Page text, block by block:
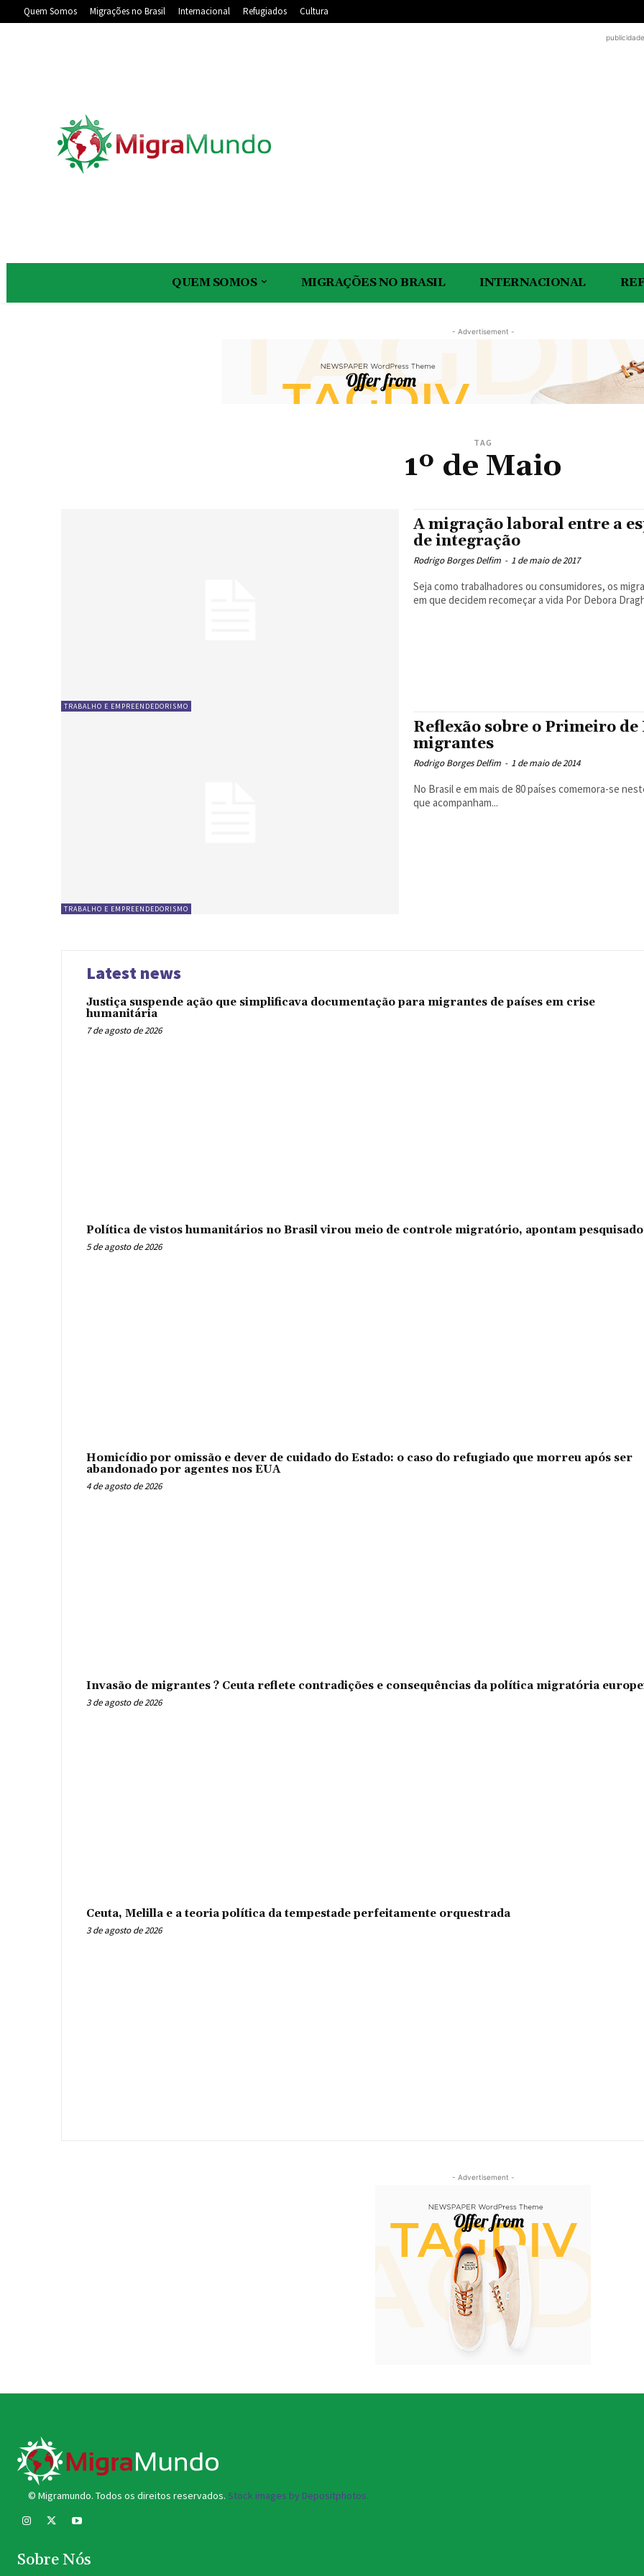
Quem Somos Migrações no Brasil Internacional Refugiados Cultura
QUEM SOMOS MIGRAÇÕES NO BRASIL INTERNACIONAL
- Advertisement -
TAG
1º de Maio
TRABALHO E EMPREENDEDORISMO
A migração laboral entre a
de integração
Rodrigo Borges Delfim - 1 de maio de 2017
Seja como trabalhadores ou consumidores, os
em que decidem recomeçar a vida
TRABALHO E EMPREENDEDORISMO
Reflexão sobre o Primeiro
migrantes
Rodrigo Borges Delfim - 1 de maio de 2014
No Brasil e em mais de 80 países comemora-se
que acompanham...
Latest news
Justiça suspende ação que simplificava documentação para migrantes de países em crise
humanitária
7 de agosto de 2026
Política de vistos humanitários no Brasil virou meio de controle migratório, apontam
5 de agosto de 2026
Homicídio por omissão e dever de cuidado do Estado: o caso do refugiado que morreu após ser
abandonado por agentes nos EUA
4 de agosto de 2026
Invasão de migrantes ? Ceuta reflete contradições e consequências da política migratória
3 de agosto de 2026
Ceuta, Melilla e a teoria política da tempestade perfeitamente orquestrada
3 de agosto de 2026
- Advertisement -
© Migramundo. Todos os direitos reservados. Stock images by Depositphotos.
Sobre Nós